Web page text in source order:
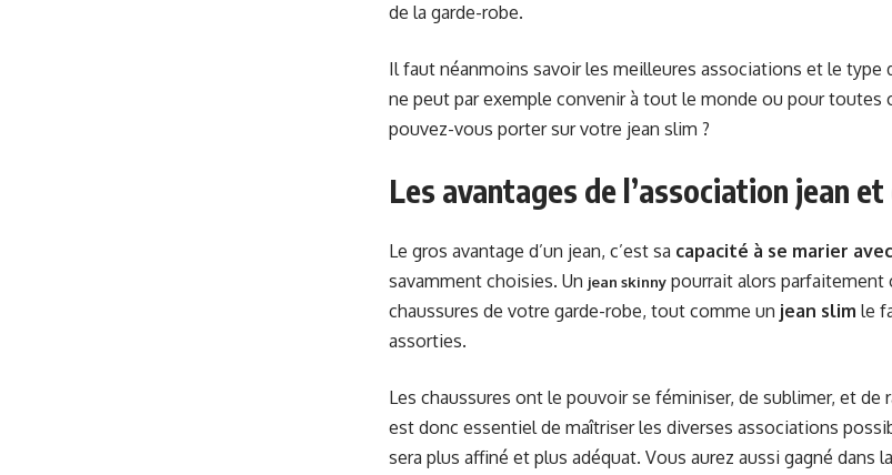
de la garde-robe.
Il faut néanmoins savoir les meilleures associations et le type
ne peut par exemple convenir à tout le monde ou pour toutes
pouvez-vous porter sur votre jean slim ?
Les avantages de l’association jean
Le gros avantage d’un jean, c’est sa capacité à se marier
savamment choisies. Un jean skinny pourrait alors parfaitement
chaussures de votre garde-robe, tout comme un jean slim le
assorties.
Les chaussures ont le pouvoir se féminiser, de sublimer, et de
est donc essentiel de maîtriser les diverses associations
sera plus affiné et plus adéquat. Vous aurez aussi gagné dans